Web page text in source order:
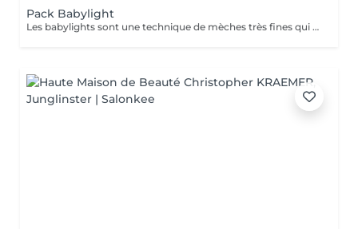
Pack Babylight
Les babylights sont une technique de mèches très fines qui donne un résultat lumineux. Le pack comprend une consultation personnalisée, des babylights avec les produits LOREAL PROFESSIONNEL, shampooing et conditionneur spécifiques REDKEN, le séchage et les produits de styling REDKEN Option Coupe : la coupe IGORANCE, ( finition sur cheveux sec), le séchage et les produits de styling REDKEN. * Tarifs à titre indicatifs à confirmer après la consultation personnalisée établit auprès de votre coiffeur/stylist/spécialiste * La direction se réserve le droit d’apporter des modifications pour le bon fonctionnement du salon